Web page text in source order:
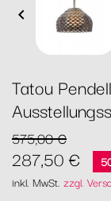

Tatou
575,00 €
287,50 €
inkl. MwSt. zzgl.